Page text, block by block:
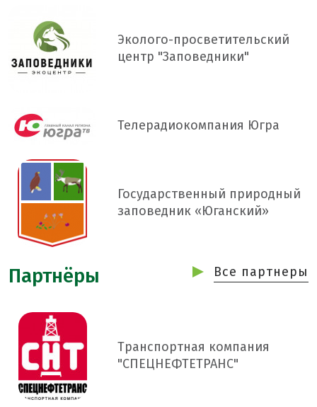
Эколого-просветительский
центр "Заповедники"
Телерадиокомпания Югра
Государственный природный
заповедник «Юганский»
Партнёры
Транспортная компания
"СПЕЦНЕФТЕТРАНС"
Все партнеры